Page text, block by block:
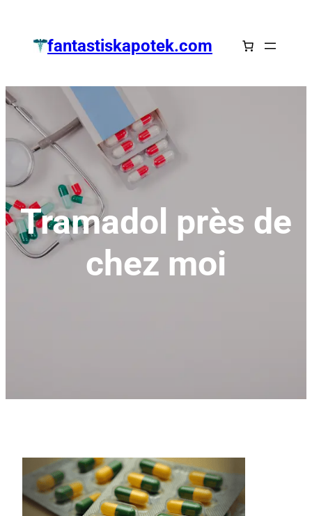
springenfantastiskapotek.com
Tramadol près de
chez moi